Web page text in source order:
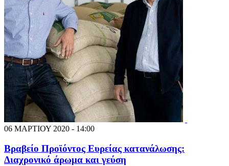
06 ΜΑΡΤΙΟΥ 2020 - 14:00
Βραβείο Προϊόντος Ευρείας κατανάλωσης:
Διαχρονικό άρωμα και γεύση